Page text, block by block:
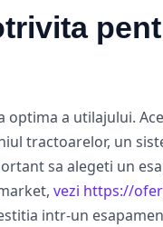
a utilajului.
tractoarelor, un
sa alegeti un
vezi https://
intr-un